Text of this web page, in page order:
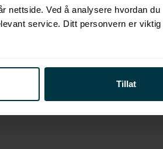
nettside. Ved å analysere hvordan du
service. Ditt personvern er
Tillat
Partners